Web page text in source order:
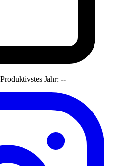
Produktivstes Jahr: --